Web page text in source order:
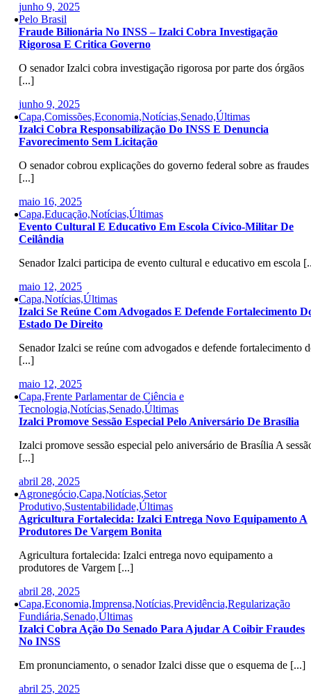
junho 9, 2025
Pelo Brasil
Fraude Bilionária No INSS – Izalci Cobra Investigação
Rigorosa E Critica Governo
O senador Izalci cobra investigação rigorosa por parte dos órgãos
[...]
junho 9, 2025
Capa,Comissões,Economia,Notícias,Senado,Últimas
Izalci Cobra Responsabilização Do INSS E Denuncia
Favorecimento Sem Licitação
O senador cobrou explicações do governo federal sobre as fraudes
[...]
maio 16, 2025
Capa,Educação,Notícias,Últimas
Evento Cultural E Educativo Em Escola Cívico-Militar De
Ceilândia
Senador Izalci participa de evento cultural e educativo em escola
maio 12, 2025
Capa,Notícias,Últimas
Izalci Se Reúne Com Advogados E Defende Fortalecimento
Estado De Direito
Senador Izalci se reúne com advogados e defende fortalecimento
[...]
maio 12, 2025
Capa,Frente Parlamentar de Ciência e
Tecnologia,Notícias,Senado,Últimas
Izalci Promove Sessão Especial Pelo Aniversário De Brasília
Izalci promove sessão especial pelo aniversário de Brasília A
[...]
abril 28, 2025
Agronegócio,Capa,Notícias,Setor
Produtivo,Sustentabilidade,Últimas
Agricultura Fortalecida: Izalci Entrega Novo Equipamento A
Produtores De Vargem Bonita
Agricultura fortalecida: Izalci entrega novo equipamento a
produtores de Vargem [...]
abril 28, 2025
Capa,Economia,Imprensa,Notícias,Previdência,Regularização
Fundiária,Senado,Últimas
Izalci Cobra Ação Do Senado Para Ajudar A Coibir Fraudes
No INSS
Em pronunciamento, o senador Izalci disse que o esquema de [...]
abril 25, 2025